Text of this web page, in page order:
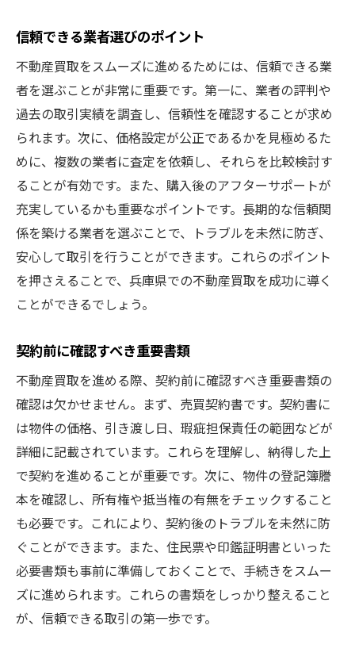
信頼できる業者選びのポイント
不動産買取をスムーズに進めるためには、信頼できる業
者を選ぶことが非常に重要です。第一に、業者の評判や
過去の取引実績を調査し、信頼性を確認することが求め
られます。次に、価格設定が公正であるかを見極めるた
めに、複数の業者に査定を依頼し、それらを比較検討す
ることが有効です。また、購入後のアフターサポートが
充実しているかも重要なポイントです。長期的な信頼関
係を築ける業者を選ぶことで、トラブルを未然に防ぎ、
安心して取引を行うことができます。これらのポイント
を押さえることで、兵庫県での不動産買取を成功に導く
ことができるでしょう。
契約前に確認すべき重要書類
不動産買取を進める際、契約前に確認すべき重要書類の
確認は欠かせません。まず、売買契約書です。契約書に
は物件の価格、引き渡し日、瑕疵担保責任の範囲などが
詳細に記載されています。これらを理解し、納得した上
で契約を進めることが重要です。次に、物件の登記簿謄
本を確認し、所有権や抵当権の有無をチェックすること
も必要です。これにより、契約後のトラブルを未然に防
ぐことができます。また、住民票や印鑑証明書といった
必要書類も事前に準備しておくことで、手続きをスムー
ズに進められます。これらの書類をしっかり整えること
が、信頼できる取引の第一歩です。